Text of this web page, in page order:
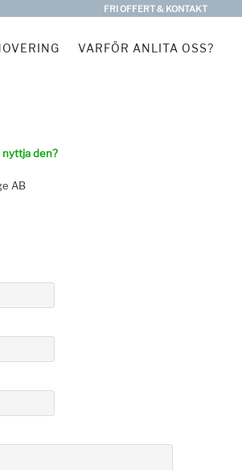
FRI OFFERT & KONTAKT
VARFÖR ANLITA OSS?
nyttja den?
AB